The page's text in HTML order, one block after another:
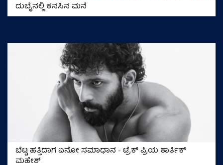
ದುಬೈನಲ್ಲಿ ಕನಸಿನ ಮನೆ
ಬೆಟ್ಟ ಹತ್ತಿದಾಗ ಏನೋ ಸಮಾಧಾನ - ಟ್ರೆಕ್‌ ಪ್ರಿಯ ಕಾರ್ತಿಕ್‌
ಮಹೇಶ್‌